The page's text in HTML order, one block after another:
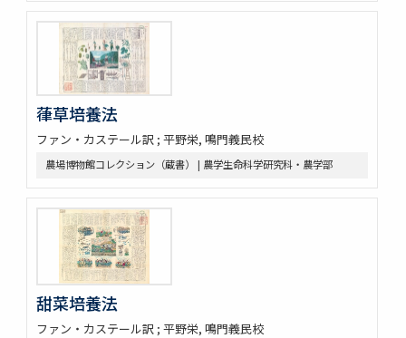
葎草培養法
ファン・カステール訳 ; 平野栄, 鳴門義民校
農場博物館コレクション（蔵書） | 農学生命科学研究科・農学部
甜菜培養法
ファン・カステール訳 ; 平野栄, 鳴門義民校